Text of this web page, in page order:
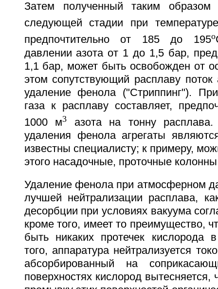
Затем полученный таким
следующей стадии при
предпочтительно от 185 до 195o
давлении азота от 1 до 1,5 бар,
1,1 бар, может быть освобожден от
этом сопутствующий расплаву поток
удаление фенола ("Стриппинг").
газа к расплаву составляет,
1000 м3
азота на тонну
удаления фенола агрегаты
известны специалисту; к примеру,
этого насадочные, проточные
Удаление фенола при атмосферном
лучшей нейтрализации расплава,
десорбции при условиях вакуума
кроме того, имеет то преимущество,
быть никаких протечек кислорода
того, аппаратура нейтрализуется
абсорбированный на
поверхностях кислород вытесняется,